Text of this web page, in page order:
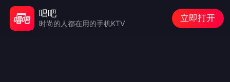
唱吧
时尚的人都在用的手机KTV
立即打开